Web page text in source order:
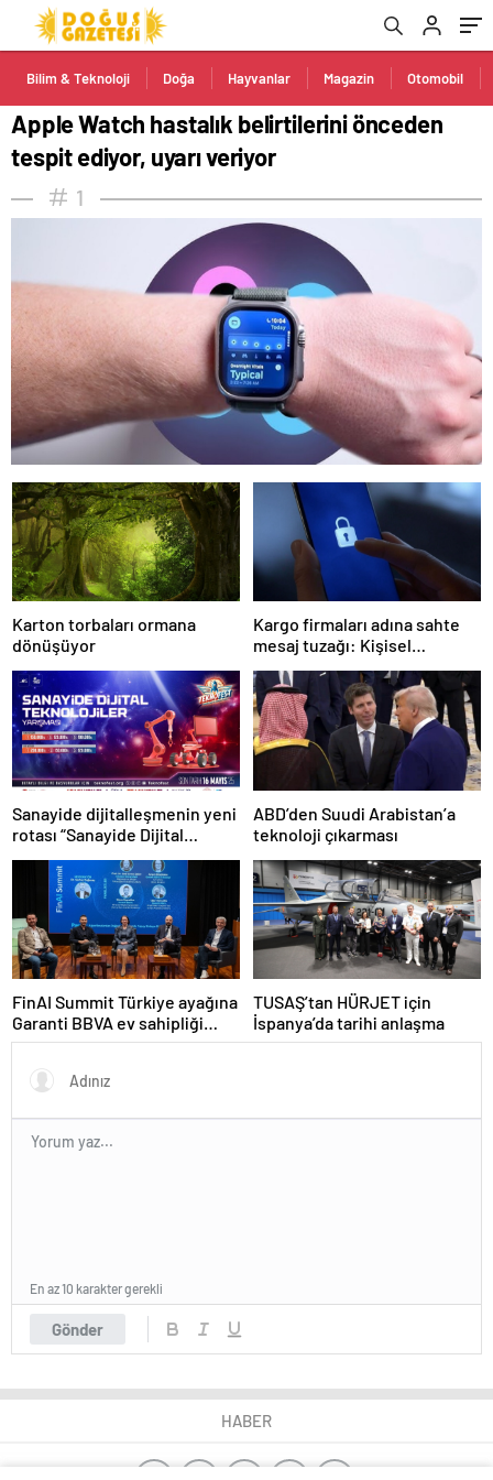
Bilim & Teknoloji Doğa Hayvanlar Magazin Otomobil
Apple Watch hastalık belirtilerini önceden
tespit ediyor, uyarı veriyor
1
Karton torbaları ormana
dönüşüyor
Kargo firmaları adına sahte
mesaj tuzağı: Kişisel
bilgileriniz tehlikede!
Sanayide dijitalleşmenin yeni
rotası “Sanayide Dijital
belirleniyor!
ABD’den Suudi Arabistan’a
teknoloji çıkarması
FinAI Summit Türkiye ayağına
Garanti BBVA ev sahipliği
yaptı
TUSAŞ’tan HÜRJET için
İspanya’da tarihi anlaşma
Gönder
En az 10 karakter gerekli
HABER